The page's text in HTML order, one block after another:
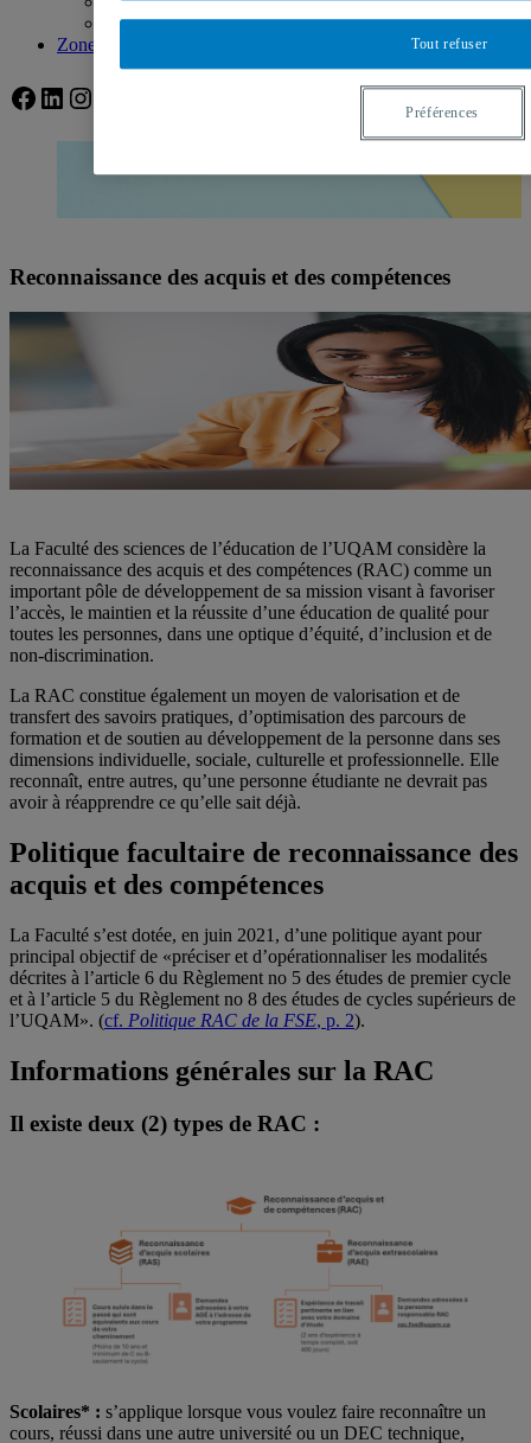
Formation continue
Zone étudiante
Facebook
LinkedIn
Instagram
Reconnaissance des acquis et des compétences
La Faculté des sciences de l’éducation de l’UQAM considère la
reconnaissance des acquis et des compétences (RAC) comme un
important pôle de développement de sa mission visant à favoriser
l’accès, le maintien et la réussite d’une éducation de qualité pour
toutes les personnes, dans une optique d’équité, d’inclusion et de
non-discrimination.
La RAC constitue également un moyen de valorisation et de
transfert des savoirs pratiques, d’optimisation des parcours de
formation et de soutien au développement de la personne dans ses
dimensions individuelle, sociale, culturelle et professionnelle. Elle
reconnaît, entre autres, qu’une personne étudiante ne devrait pas
avoir à réapprendre ce qu’elle sait déjà.
Politique facultaire de reconnaissance des
acquis et des compétences
La Faculté s’est dotée, en juin 2021, d’une politique ayant pour
principal objectif de «préciser et d’opérationnaliser les modalités
décrites à l’article 6 du Règlement no 5 des études de premier cycle
et à l’article 5 du Règlement no 8 des études de cycles supérieurs de
l’UQAM». (cf. Politique RAC de la FSE, p. 2).
Informations générales sur la RAC
Il existe deux (2) types de RAC :
Scolaires* : s’applique lorsque vous voulez faire reconnaître un
cours, réussi dans une autre université ou un DEC technique,
Tout refuser
Préférences